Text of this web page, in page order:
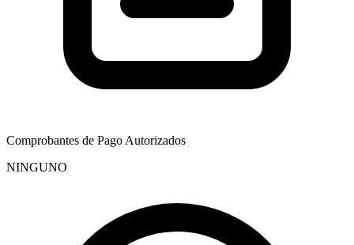
Comprobantes de Pago Autorizados
NINGUNO